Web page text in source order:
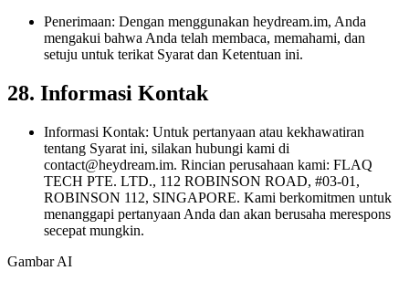
Penerimaan: Dengan menggunakan heydream.im, Anda
mengakui bahwa Anda telah membaca, memahami, dan
setuju untuk terikat Syarat dan Ketentuan ini.
28. Informasi Kontak
Informasi Kontak: Untuk pertanyaan atau kekhawatiran
tentang Syarat ini, silakan hubungi kami di
contact@heydream.im. Rincian perusahaan kami: FLAQ
TECH PTE. LTD., 112 ROBINSON ROAD, #03-01,
ROBINSON 112, SINGAPORE. Kami berkomitmen untuk
menanggapi pertanyaan Anda dan akan berusaha merespons
secepat mungkin.
Gambar AI